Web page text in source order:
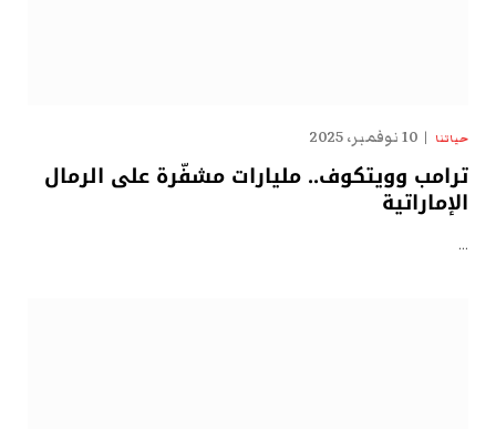
حياتنا 10 نوفمبر، 2025
ترامب وويتكوف.. مليارات مشفّرة على الرمال
الإماراتية
…